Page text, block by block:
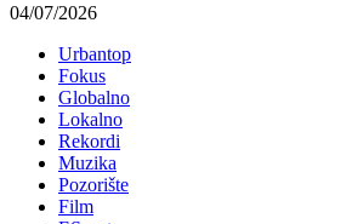
04/07/2026
Urbantop
Fokus
Globalno
Lokalno
Rekordi
Muzika
Pozorište
Film